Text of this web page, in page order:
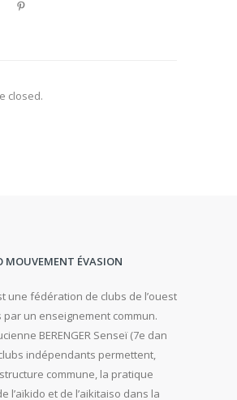
closed.
MOUVEMENT ÉVASION
une fédération de clubs de l’ouest
par un enseignement commun.
BERENGER Senseï (7e dan
clubs indépendants permettent,
commune, la pratique
l’aïkido et de l’aikitaiso dans la